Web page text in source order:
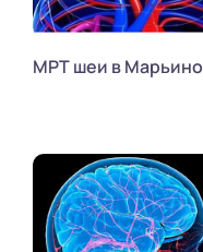
МРТ шеи в Марьино